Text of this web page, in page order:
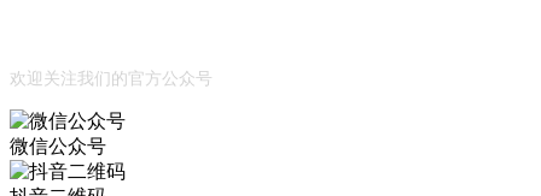
欢迎关注我们的官方公众号
微信公众号